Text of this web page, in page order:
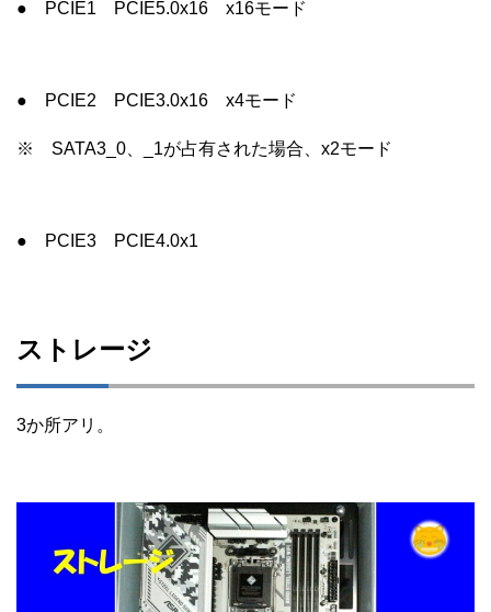
● PCIE1 PCIE5.0x16 x16モード
● PCIE2 PCIE3.0x16 x4モード
※ SATA3_0、_1が占有された場合、x2モード
● PCIE3 PCIE4.0x1
ストレージ
3か所アリ。